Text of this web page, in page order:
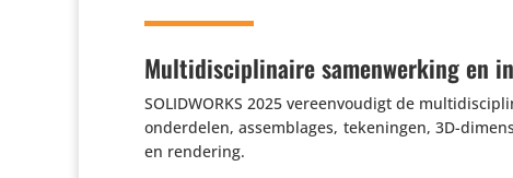
Multidisciplinaire samenwerking en
SOLIDWORKS 2025 vereen­vou­digt de
onder­delen, assem­blages, teke­ningen, 3D-
en rendering.